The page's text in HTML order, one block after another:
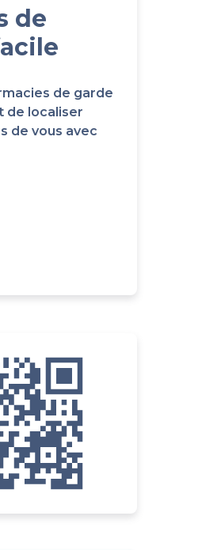
de
de garde
de localiser
de vous avec